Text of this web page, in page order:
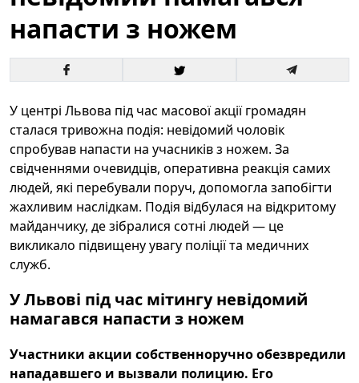
напасти з ножем
У центрі Львова під час масової акції громадян
сталася тривожна подія: невідомий чоловік
спробував напасти на учасників з ножем. За
свідченнями очевидців, оперативна реакція самих
людей, які перебували поруч, допомогла запобігти
жахливим наслідкам. Подія відбулася на відкритому
майданчику, де зібралися сотні людей — це
викликало підвищену увагу поліції та медичних
служб.
У Львові під час мітингу невідомий
намагався напасти з ножем
Участники акции собственноручно обезвредили
нападавшего и вызвали полицию. Его